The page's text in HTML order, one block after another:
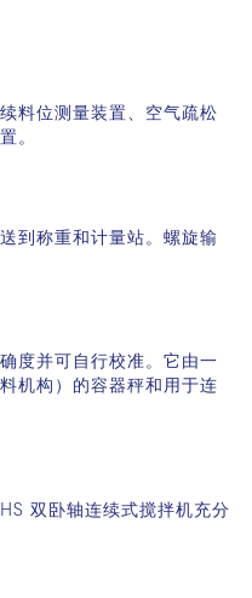
拌机，以实现单一颗粒与
料位测量装置、空气疏松
。
到称重和计量站。螺旋输
度并可自行校准。它由一
机构）的容器秤和用于连
双卧轴连续式搅拌机充分